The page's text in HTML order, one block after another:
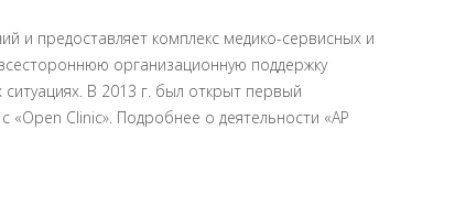
и предоставляет комплекс медико-сервисных и
организационную поддержку
В 2013 г. был открыт первый
«Open Clinic». Подробнее о деятельности «AP